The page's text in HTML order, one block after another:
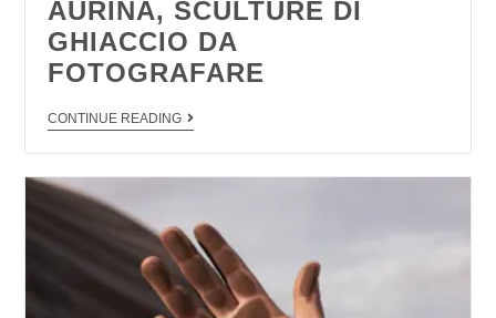
AURINA, SCULTURE DI
GHIACCIO DA
FOTOGRAFARE
CONTINUE READING